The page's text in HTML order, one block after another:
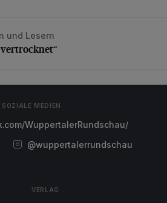
und Lesern
vertrocknet“
SOZIALE MEDIEN
WuppertalerRundschau/
@wuppertalerrundschau
VERLAG